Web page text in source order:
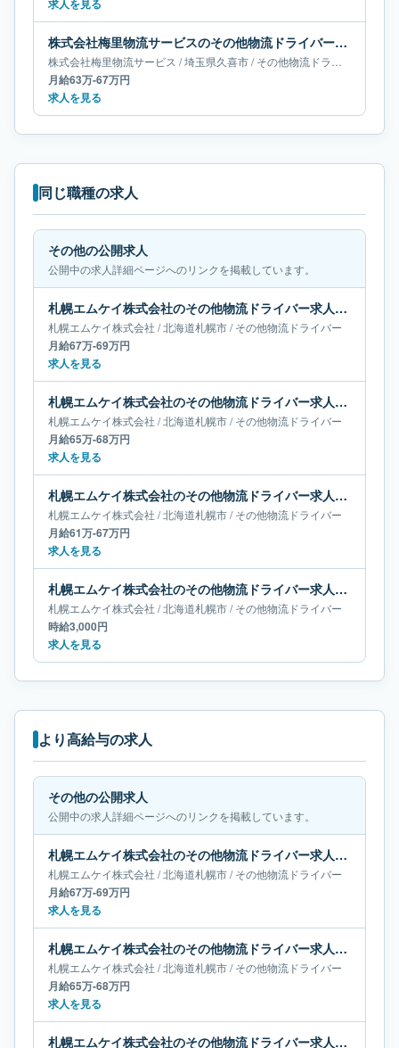
求人を見る
株式会社梅里物流サービスのその他物流ドライバー求人｜埼玉県久喜市｜月給63万-67万円
株式会社梅里物流サービス /埼玉県久喜市/その他物流ドライバー
月給63万-67万円
求人を見る
同じ職種の求人
その他の公開求人
公開中の求人詳細ページへのリンクを掲載しています。
札幌エムケイ株式会社のその他物流ドライバー求人｜北海道札幌市｜月給67万-69万円
札幌エムケイ株式会社 /北海道札幌市/その他物流ドライバー
月給67万-69万円
求人を見る
札幌エムケイ株式会社のその他物流ドライバー求人｜北海道札幌市｜月給65万-68万円
札幌エムケイ株式会社 /北海道札幌市/その他物流ドライバー
月給65万-68万円
求人を見る
札幌エムケイ株式会社のその他物流ドライバー求人｜北海道札幌市｜月給61万-67万円
札幌エムケイ株式会社 /北海道札幌市/その他物流ドライバー
月給61万-67万円
求人を見る
札幌エムケイ株式会社のその他物流ドライバー求人｜北海道札幌市
札幌エムケイ株式会社 /北海道札幌市/その他物流ドライバー
時給3,000円
求人を見る
より高給与の求人
その他の公開求人
公開中の求人詳細ページへのリンクを掲載しています。
札幌エムケイ株式会社のその他物流ドライバー求人｜北海道札幌市｜月給67万-69万円
札幌エムケイ株式会社 /北海道札幌市/その他物流ドライバー
月給67万-69万円
求人を見る
札幌エムケイ株式会社のその他物流ドライバー求人｜北海道札幌市｜月給65万-68万円
札幌エムケイ株式会社 /北海道札幌市/その他物流ドライバー
月給65万-68万円
求人を見る
札幌エムケイ株式会社のその他物流ドライバー求人｜北海道札幌市｜月給61万-67万円